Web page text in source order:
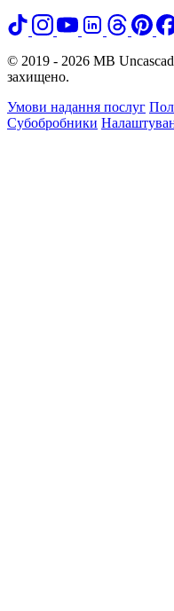
© 2019 - 2026 MB
захищено.
Умови надання послуг
Субобробники